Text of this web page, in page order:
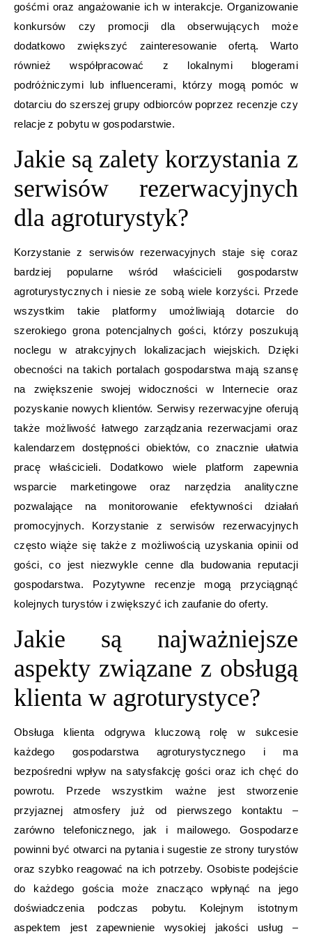
gośćmi oraz angażowanie ich w interakcje. Organizowanie
konkursów czy promocji dla obserwujących może
dodatkowo zwiększyć zainteresowanie ofertą. Warto
również współpracować z lokalnymi blogerami
podróżniczymi lub influencerami, którzy mogą pomóc w
dotarciu do szerszej grupy odbiorców poprzez recenzje czy
relacje z pobytu w gospodarstwie.
Jakie są zalety korzystania z
serwisów rezerwacyjnych
dla agroturystyk?
Korzystanie z serwisów rezerwacyjnych staje się coraz
bardziej popularne wśród właścicieli gospodarstw
agroturystycznych i niesie ze sobą wiele korzyści. Przede
wszystkim takie platformy umożliwiają dotarcie do
szerokiego grona potencjalnych gości, którzy poszukują
noclegu w atrakcyjnych lokalizacjach wiejskich. Dzięki
obecności na takich portalach gospodarstwa mają szansę
na zwiększenie swojej widoczności w Internecie oraz
pozyskanie nowych klientów. Serwisy rezerwacyjne oferują
także możliwość łatwego zarządzania rezerwacjami oraz
kalendarzem dostępności obiektów, co znacznie ułatwia
pracę właścicieli. Dodatkowo wiele platform zapewnia
wsparcie marketingowe oraz narzędzia analityczne
pozwalające na monitorowanie efektywności działań
promocyjnych. Korzystanie z serwisów rezerwacyjnych
często wiąże się także z możliwością uzyskania opinii od
gości, co jest niezwykle cenne dla budowania reputacji
gospodarstwa. Pozytywne recenzje mogą przyciągnąć
kolejnych turystów i zwiększyć ich zaufanie do oferty.
Jakie są najważniejsze
aspekty związane z obsługą
klienta w agroturystyce?
Obsługa klienta odgrywa kluczową rolę w sukcesie
każdego gospodarstwa agroturystycznego i ma
bezpośredni wpływ na satysfakcję gości oraz ich chęć do
powrotu. Przede wszystkim ważne jest stworzenie
przyjaznej atmosfery już od pierwszego kontaktu –
zarówno telefonicznego, jak i mailowego. Gospodarze
powinni być otwarci na pytania i sugestie ze strony turystów
oraz szybko reagować na ich potrzeby. Osobiste podejście
do każdego gościa może znacząco wpłynąć na jego
doświadczenia podczas pobytu. Kolejnym istotnym
aspektem jest zapewnienie wysokiej jakości usług –